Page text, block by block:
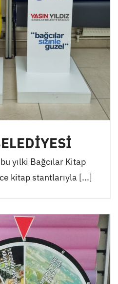
yılki Bağcılar Kitap
kitap stantlarıyla [...]